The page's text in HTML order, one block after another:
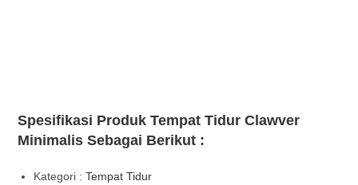
Spesifikasi Produk Tempat Tidur Clawver
Minimalis Sebagai Berikut :
Kategori :Tempat Tidur